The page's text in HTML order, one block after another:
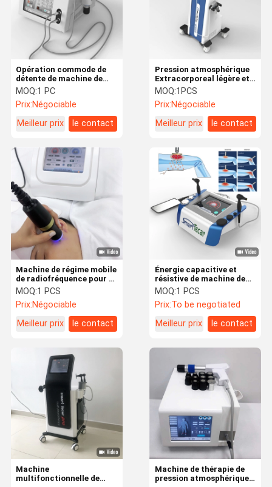
Maison Produits
Au Sujet De
Nous
Visite
D'usine
Pression atmosphérique
Extracorporeal légère et
machine
électromagnétique de
thérapie d'onde choc,
machine de thérapie de
perte de poids
MOQ:1PCS
Prix:Négociable
Meilleur prix
le contact
Opération commode de
détente de machine de
physiothérapie d'ultrason
de muscle
MOQ:1 PC
Prix:Négociable
Meilleur prix
le contact
Énergie capacitive et
résistive de machine de
thérapie de Diathermal
Tecar
MOQ:1 PCS
Prix:To be negotiated
Meilleur prix
le contact
Machine de régime mobile
de radiofréquence pour la
perte de poids de forme
de corps
MOQ:1 PCS
Prix:Négociable
Meilleur prix
le contact
Machine de thérapie de
pression atmosphérique
Machine
multifonctionnelle de